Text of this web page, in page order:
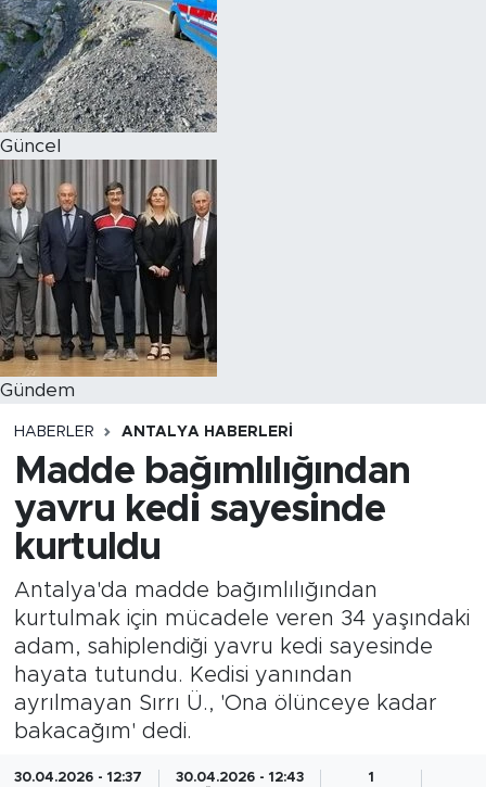
Güncel
Gündem
HABERLER ANTALYA HABERLERI
Madde bağımlılığından
yavru kedi sayesinde
kurtuldu
Antalya'da madde bağımlılığından
kurtulmak için mücadele veren 34 yaşındaki
adam, sahiplendiği yavru kedi sayesinde
hayata tutundu. Kedisi yanından
ayrılmayan Sırrı Ü., 'Ona ölünceye kadar
bakacağım' dedi.
30.04.2026 - 12:37 30.04.2026 - 12:43 1
Magazin
Özel Haber
Politika
Resmi İlanlar
Sağlık
Spor
Turizm